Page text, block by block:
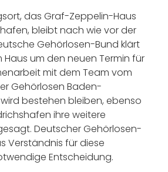
das Graf-Zeppelin-Haus
bleibt nach wie vor der
Gehörlosen-Bund klärt
um den neuen Termin für
mit dem Team vom
Gehörlosen Baden-
bestehen bleiben, ebenso
ihre weitere
Deutscher Gehörlosen-
Verständnis für diese
Entscheidung.